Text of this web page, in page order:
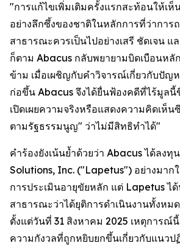
"การแก้ไขเพิ่มเติมครั้งแรกสะท้อนให้เ
อย่างลึกซึ้งของชาติในหลักการที่ว่าการถ
สาธารณะควรเป็นไปอย่างเสรี ชัดเจน แล
ก็ตาม Abacus กลับพยายามบิดเบือนหลั
ข้าม เมื่อเผชิญกับคำวิจารณ์เกี่ยวกับปัญห
ก่อขึ้น Abacus จึงได้ยื่นฟ้องคดีที่ไร้มูลนี้
เปิดเผยความจริงหรือแสดงความคิดเห็
ตามรัฐธรรมนูญ" ว่าไม่มีสิทธิทำได้"
คำร้องยังเน้นย้ำด้วยว่า Abacus ได้ลง
Solutions, Inc. ("Lapetus") อย่างมาก
การประเมินอายุขัยหลัก แต่ Lapetus ไ
สาธารณะว่าได้ยุติการดำเนินงานทั้งหม
ตั้งแต่วันที่ 31 สิงหาคม 2025 เหตุการณ์
ความกังวลที่ถูกหยิบยกขึ้นเกี่ยวกับแนวป